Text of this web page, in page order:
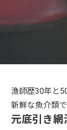
漁師歴30年と
新鮮な魚介類
元底引き網